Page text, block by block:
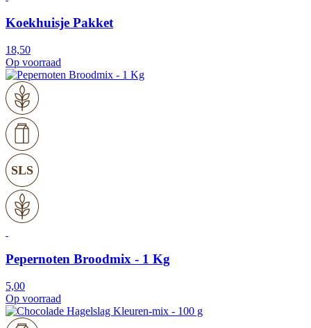
Koekhuisje Pakket
18,50
Op voorraad
SLS
Pepernoten Broodmix - 1 Kg
5,00
Op voorraad